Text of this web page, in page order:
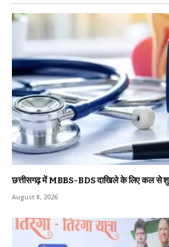
छत्तीसगढ़ में MBBS-BDS दाखिले के लिए कल से
August 8, 2026